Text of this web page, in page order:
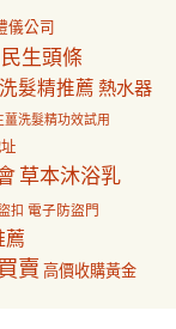
儀公司
民生頭條
髮精推薦 熱水器
薑洗髮精功效試用
草本沐浴乳
扣 電子防盜門
薦
賣 高價收購黃金